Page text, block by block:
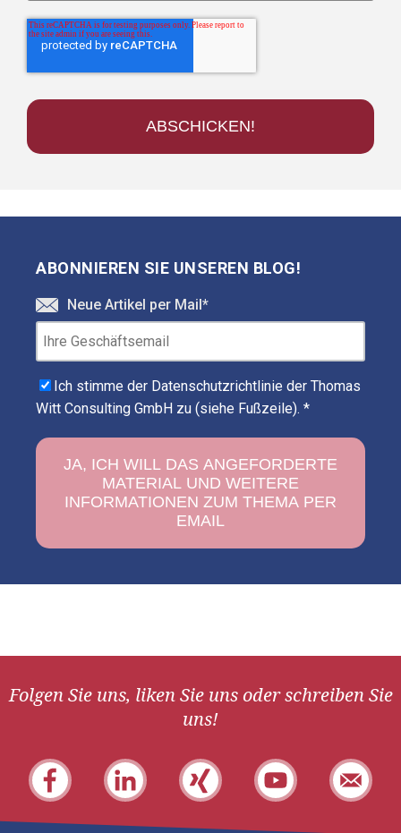
ABONNIEREN SIE UNSEREN BLOG!
Neue Artikel per Mail*
Ich stimme der Datenschutzrichtlinie der Thomas
Witt Consulting GmbH zu (siehe Fußzeile). *
Folgen Sie uns, liken Sie uns oder schreiben Sie
uns!